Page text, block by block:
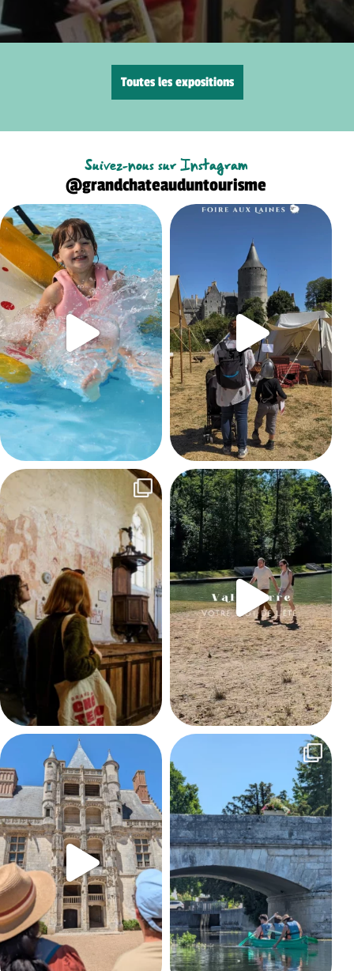
Toutes les expositions
Suivez-nous sur Instagram
@grandchateauduntourisme